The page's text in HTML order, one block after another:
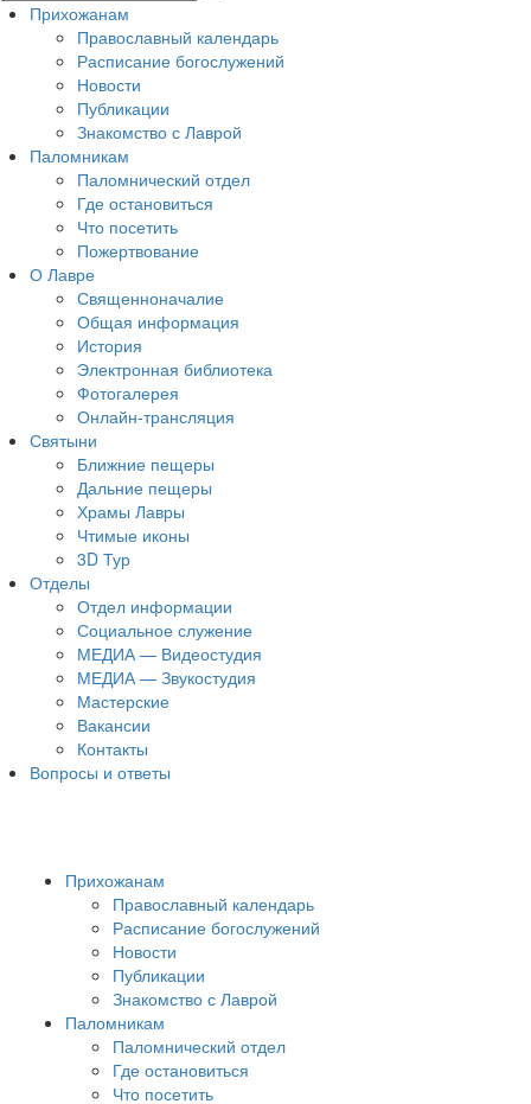
Прихожанам
Православный календарь
Расписание богослужений
Новости
Публикации
Знакомство с Лаврой
Паломникам
Паломнический отдел
Где остановиться
Что посетить
Пожертвование
О Лавре
Священноначалие
Общая информация
История
Электронная библиотека
Фотогалерея
Онлайн-трансляция
Святыни
Ближние пещеры
Дальние пещеры
Храмы Лавры
Чтимые иконы
3D Тур
Отделы
Отдел информации
Социальное служение
МЕДИА — Видеостудия
МЕДИА — Звукостудия
Мастерские
Вакансии
Контакты
Вопросы и ответы
Прихожанам
Православный календарь
Расписание богослужений
Новости
Публикации
Знакомство с Лаврой
Паломникам
Паломнический отдел
Где остановиться
Что посетить